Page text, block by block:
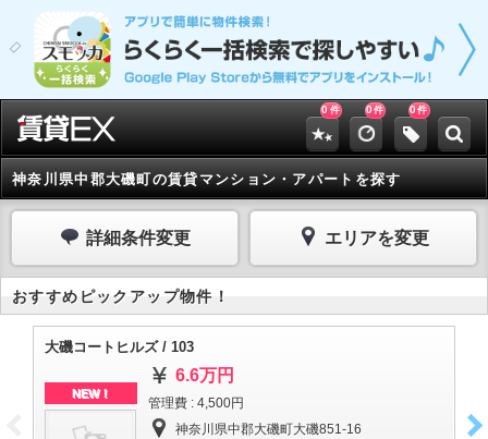
0 件 0件 0件
神奈川県中郡大磯町の賃貸マンション・アパートを探す
詳細条件変更 エリアを変更
おすすめピックアップ物件！
大磯コートヒルズ / 103
NEW！
6.6万円
管理費 : 4,500円
神奈川県中郡大磯町大磯851-16